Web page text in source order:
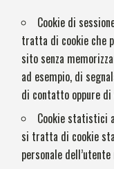
Cookie di
tratta di cookie che
sito senza
ad esempio, di
di contatto oppure
Cookie statistici
si tratta di cookie
personale